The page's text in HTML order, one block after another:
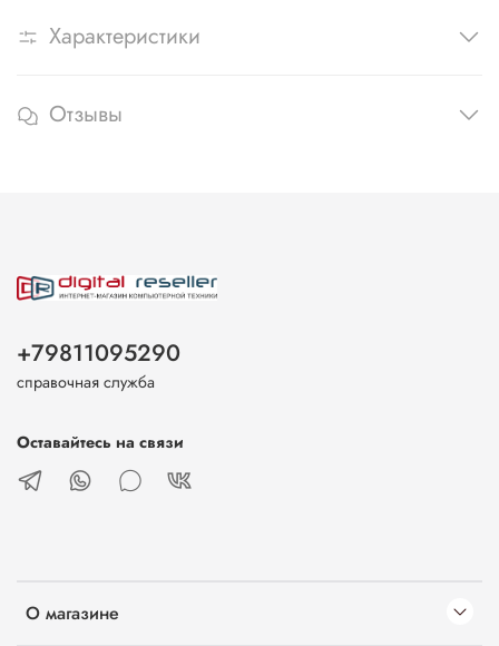
Характеристики
Отзывы
О магазине
+79811095290
справочная служба
Оставайтесь на связи